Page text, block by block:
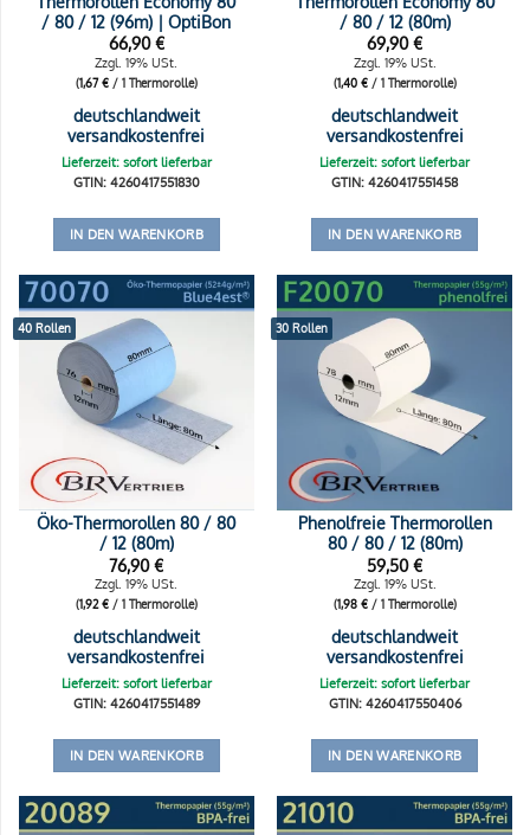
/ 80 / 12 (96m) | OptiBon
66,90€
Zzgl. 19% USt.
(1,67€/ 1 Thermorolle)
deutschlandweit
versandkostenfrei
Lieferzeit: sofort lieferbar
GTIN: 4260417551830
IN DEN WARENKORB
/ 80 / 12 (80m)
69,90€
Zzgl. 19% USt.
(1,40 €/ 1 Thermorolle)
deutschlandweit
versandkostenfrei
Lieferzeit: sofort lieferbar
GTIN: 4260417551458
IN DEN WARENKORB
40 Rollen
Öko-Thermorollen 80 / 80
/ 12 (80m)
76,90€
Zzgl. 19% USt.
(1,92€/ 1 Thermorolle)
deutschlandweit
versandkostenfrei
Lieferzeit: sofort lieferbar
GTIN: 4260417551489
IN DEN WARENKORB
30 Rollen
Phenolfreie Thermorollen
80 / 80 / 12 (80m)
59,50€
Zzgl. 19% USt.
(1,98 €/ 1 Thermorolle)
deutschlandweit
versandkostenfrei
Lieferzeit: sofort lieferbar
GTIN: 4260417550406
IN DEN WARENKORB